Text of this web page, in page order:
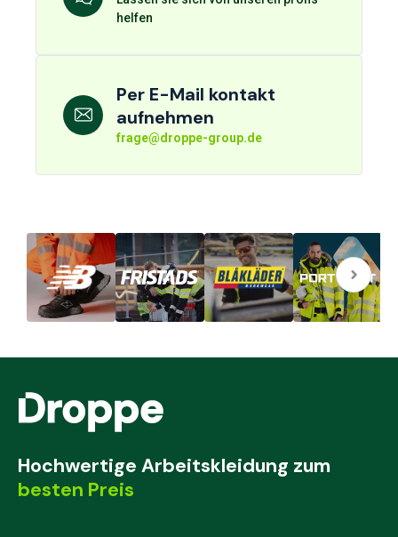
helfen
Per E-Mail kontakt
aufnehmen
frage@droppe-group.de
Hochwertige Arbeitskleidung zum
besten Preis